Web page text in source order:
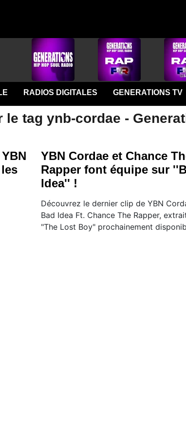
RADIOS DIGITALES GENERATIONS TV
le tag ynb-cordae -
YBN Cordae et Chance
Rapper font équipe sur
Idea'' !
Découvrez le dernier clip de YBN
Bad Idea Ft. Chance The Rapper,
"The Lost Boy" prochainement